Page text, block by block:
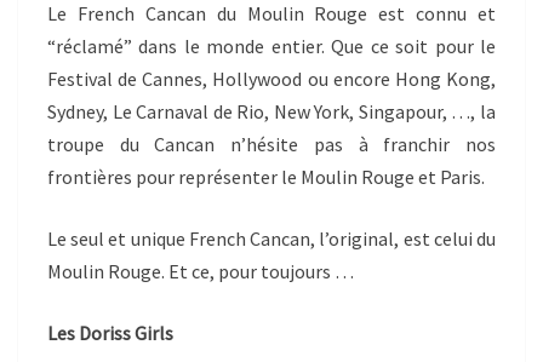
Le French Cancan du Moulin Rouge est connu et
“réclamé” dans le monde entier. Que ce soit pour le
Festival de Cannes, Hollywood ou encore Hong Kong,
Sydney, Le Carnaval de Rio, New York, Singapour, …, la
troupe du Cancan n’hésite pas à franchir nos
frontières pour représenter le Moulin Rouge et Paris.
Le seul et unique French Cancan, l’original, est celui du
Moulin Rouge. Et ce, pour toujours …
Les Doriss Girls